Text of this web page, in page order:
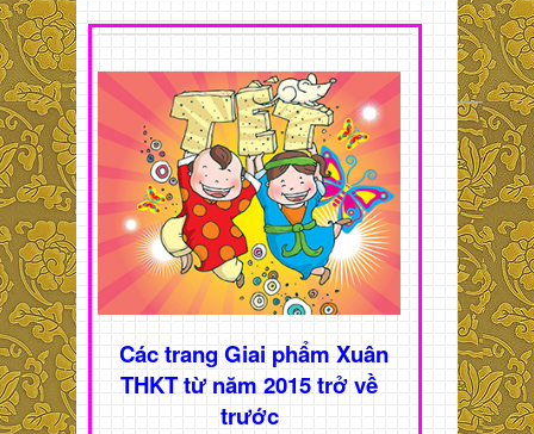
Các trang Giai phẩm Xuân
THKT từ năm 2015 trở về
trước